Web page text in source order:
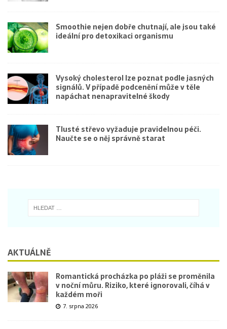
Smoothie nejen dobře chutnají, ale jsou také
ideální pro detoxikaci organismu
Vysoký cholesterol lze poznat podle jasných
signálů. V případě podcenění může v těle
napáchat nenapravitelné škody
Tlusté střevo vyžaduje pravidelnou péči.
Naučte se o něj správně starat
AKTUÁLNĚ
Romantická procházka po pláži se proměnila
v noční můru. Riziko, které ignorovali, číhá v
každém moři
7. srpna 2026